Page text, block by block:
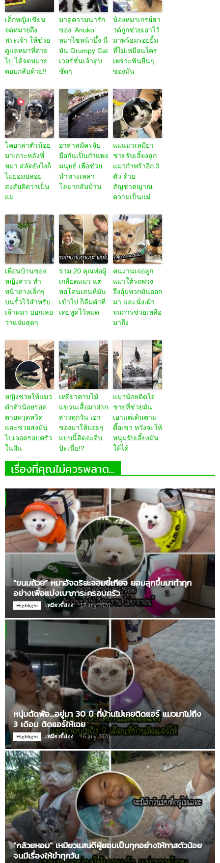
เด็กหญิงเขียน
จดหมายถึง
พระเจ้า ให้ช่วย
ดูแลหมาที่ตาย
ไป ได้จดหมาย
ตอบกลับด้วย!!
มาดูความน่ารัก
ของ ‘Anuko’
หมาไซหน้าบึ้ง นี่
มัน Grumpy Cat
เวอร์ชั่นเจ้าตูบ
ชัดๆ
น้องหมาเกรย์ฮา
วด์ถูกช่วยเอาไว้
มาพร้อมรอยยิ้ม
ที่ไม่เหมือนใคร
เพราะฟันยื่นๆ
ของมัน
โคอาล่าตัวน้อย
มาเกาะหลังพี่
หมา สลัดยังไงก็
ไม่ยอมปล่อย
สงสัยคิดว่าเป็น
แม่
อาสาสมัครจับ
มือกันเป็นกำแพง
มนุษย์ เพื่อช่วย
นำทางเหล่า
โลมากลับบ้าน
แม่แมวเหมียว
ช่วยรับเลี้ยงลูก
แมวกำพร้าอีก 3
ตัว ด้วย
สัญชาตญาณ
ความเป็นแม่
เพื่อนบ้านของ
หญิงสาว ทำ
หน้าต่างเล็กๆ
บนรั้วไว้สำหรับ
เจ้าหมา บอกเลย
ว่าแจ่มสุดๆ
รวม 20 คุณพ่อผู้
เกลียดแมว แต่
พอโดนเสน่ห์มัน
เข้าไป ก็ลืมคำที่
เคยพูดไว้หมด
คนงานเจอลูก
แมวใต้รถพ่วง
จึงอุ้มพวกมันออก
มา และนั่งเฝ้า
จนการช่วยเหลือ
มาถึง
หญิงช่วยให้แมว
ดำตัวน้อยรอด
ตายหวุดหวิด
และช่วยส่งมัน
ไปเจอครอบครัว
ในฝัน
เหยี่ยวคาบไม้
แขวนเสื้อมาฝาก
สาวทุกวัน เอา
ของมาให้บ่อยๆ
แบบนี้คิดจะจีบ
ป้ะเนี่ย!?
แมวน้อยติดใจ
ชายที่ช่วยมัน
เอาแต่เดินตาม
ตื๊อเขา หวังจะให้
หนุ่มรับเลี้ยงมัน
ให้ได้
เรื่องที่คุณไม่ควรพลาด...
“ขนมถ้วย” หมาอัจฉริยะจอมขี้เกียจ ยอมลุกขึ้นมาทำทุก
อย่างเพื่อแบ่งเบาภาระครอบครัว
Highlight เหมียวขี้ส่อง - 17 July 2020
หนุ่มตัดพ้อ…อยู่มา 30 ปี ที่บ้านไม่เคยติดแอร์ แมวมาไม่ถึง
3 เดือน ติดแอร์ให้เฉย
Highlight เหมียวขี้ส่อง - 16 July 2020
“กล้วยหอม” เหมียวแสนดีผู้ยอมเป็นทุกอย่างให้ทาสตัวน้อย
จนมีเรื่องให้ขำทุกวัน